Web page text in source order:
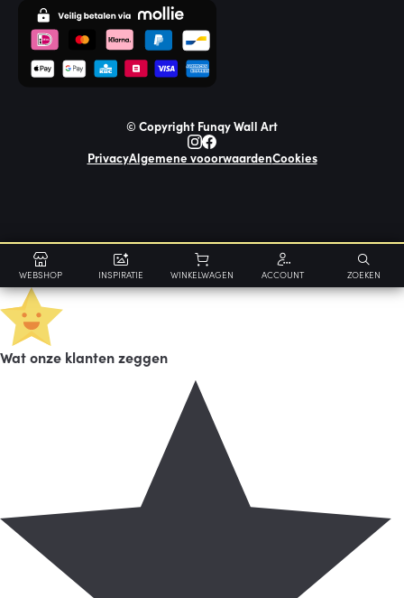
© Copyright Funqy Wall Art
PrivacyAlgemene vooorwaardenCookies
WEBSHOP INSPIRATIE WINKELWAGEN ACCOUNT ZOEKEN
Wat onze klanten zeggen